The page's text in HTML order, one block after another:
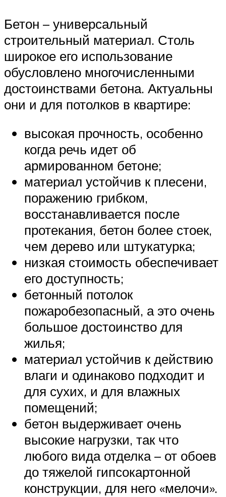
Бетон – универсальный
строительный материал. Столь
широкое его использование
обусловлено многочисленными
достоинствами бетона. Актуальны
они и для потолков в квартире:
высокая прочность, особенно
когда речь идет об
армированном бетоне;
материал устойчив к плесени,
поражению грибком,
восстанавливается после
протекания, бетон более стоек,
чем дерево или штукатурка;
низкая стоимость обеспечивает
его доступность;
бетонный потолок
пожаробезопасный, а это очень
большое достоинство для
жилья;
материал устойчив к действию
влаги и одинаково подходит и
для сухих, и для влажных
помещений;
бетон выдерживает очень
высокие нагрузки, так что
любого вида отделка – от обоев
до тяжелой гипсокартонной
конструкции, для него «мелочи».